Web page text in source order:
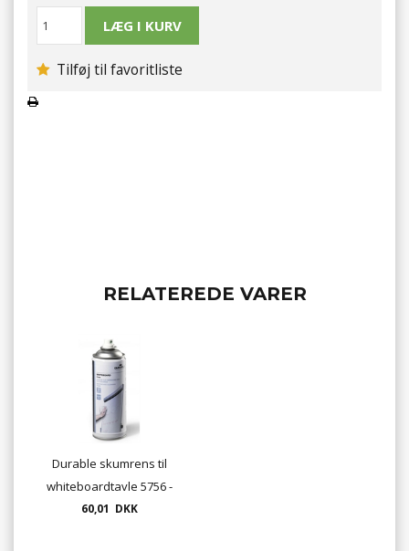
Tilføj til favoritliste
RELATEREDE VARER
Durable skumrens til
whiteboardtavle 5756 -
400 ml
60,01 DKK